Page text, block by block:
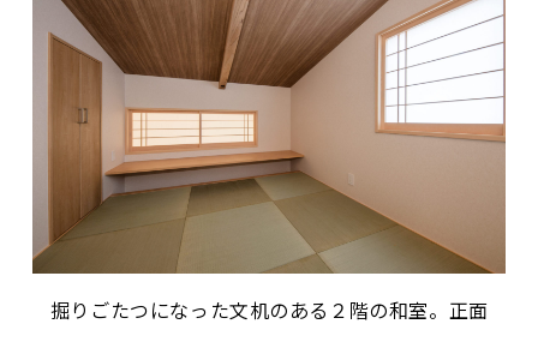
掘りごたつになった文机のある２階の和室。正面